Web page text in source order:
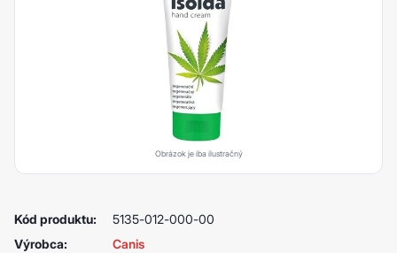
Obrázok je iba ilustračný
Kód produktu:
5135-012-000-00
Výrobca:
Canis